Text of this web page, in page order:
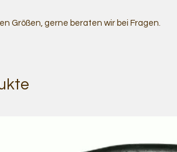
Größen, gerne beraten wir bei Fragen.